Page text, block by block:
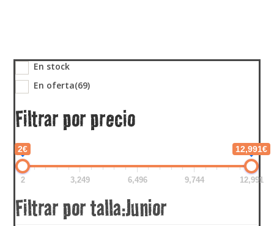
En stock
En oferta(69)
Filtrar por precio
2€ 12,991€
2 3,249 6,496 9,744 12,991